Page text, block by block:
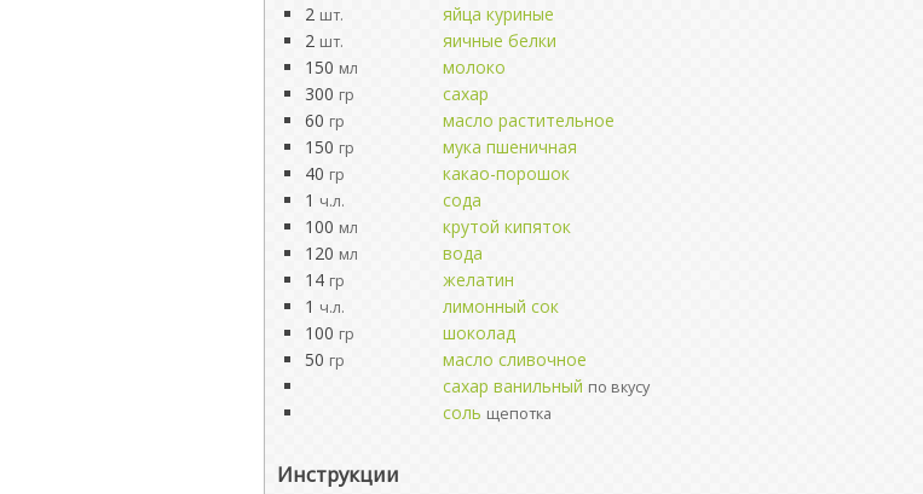
2 шт.
яйца куриные
2 шт.
яичные белки
150 мл
молоко
300 гр
сахар
60 гр
масло растительное
150 гр
мука пшеничная
40 гр
какао-порошок
1 ч.л.
сода
100 мл
крутой кипяток
120 мл
вода
14 гр
желатин
1 ч.л.
лимонный сок
100 гр
шоколад
50 гр
масло сливочное
сахар ванильный по вкусу
соль щепотка
Инструкции